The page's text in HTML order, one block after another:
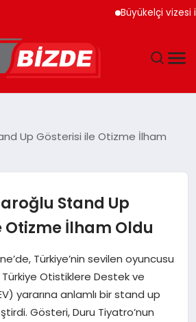
Büyükelçi vizesi iptal
Up Gösterisi ile Otizme İlham
Stand Up
Otizme İlham Oldu
Türkiye’nin sevilen oyuncusu
Türkiye Otistiklere Destek ve
yararına anlamlı bir stand up
Gösteri, Duru Tiyatro’nun